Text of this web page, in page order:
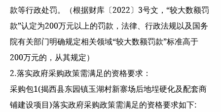
款等行政处罚。（根据财库〔2022〕3号文，“较大数额罚
款”认定为200万元以上的罚款，法律、行政法规以及国务
院有关部门明确规定相关领域“较大数额罚款”标准高于
200万元的，从其规定）
2.落实政府采购政策需满足的资格要求：
采购包1(揭西县东园镇玉湖村新寨场后地埕硬化及配套商
铺建设项目)落实政府采购政策需满足的资格要求如下: